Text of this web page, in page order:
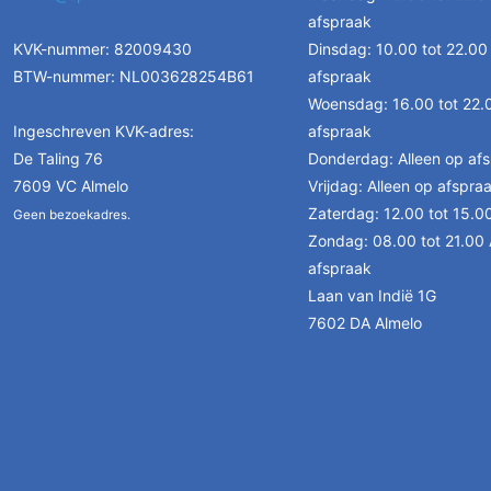
KVK-nummer: 82009430
BTW-nummer: NL003628254B61
Ingeschreven KVK-adres:
De Taling 76
7609 VC Almelo
Geen bezoekadres.
afspraak
Dinsdag: 10.00 tot 22.00
afspraak
Woensdag: 16.00 tot
afspraak
Donderdag: Alleen op
Vrijdag: Alleen op
Zaterdag: 12.00 tot
Zondag: 08.00 tot 21.00
afspraak
Laan van Indië 1G
7602 DA Almelo